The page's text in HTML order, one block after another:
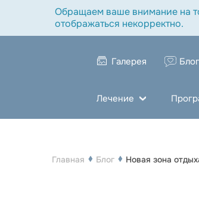
Обращаем ваше внимание на
отображаться некорректно.
Галерея Блог
Лечение
Главная Блог Новая зона